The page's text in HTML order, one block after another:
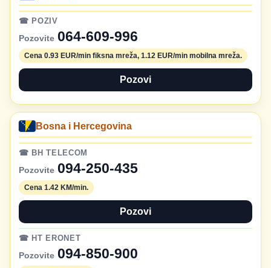
☎ POZIV
Pozovite 064-609-996
Cena 0.93 EUR/min fiksna mreža, 1.12 EUR/min mobilna mreža.
Pozovi
Bosna i Hercegovina
☎ BH TELECOM
Pozovite 094-250-435
Cena 1.42 KM/min.
Pozovi
☎ HT ERONET
Pozovite 094-850-900